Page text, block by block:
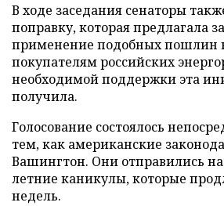
В ходе заседания сенаторы
поправку, которая предлагала
применение подобных пошлин
покупателям российских
необходимой поддержки эта
получила.
Голосование состоялось
тем, как американские
Вашингтон. Они отправились
летние каникулы, которые
недель.